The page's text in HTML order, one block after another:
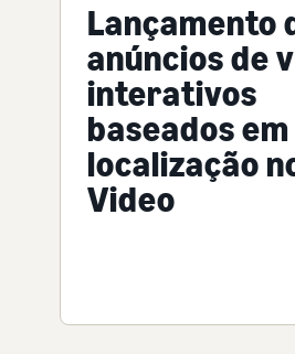
Lançamento
anúncios de
interativos
baseados em
localização
Video